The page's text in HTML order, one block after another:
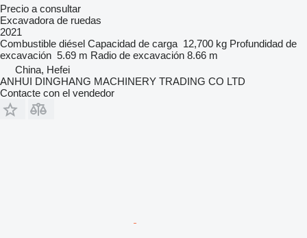
Precio a consultar
Excavadora de ruedas
2021
Combustible diésel Capacidad de carga 12,700 kg Profundidad de
excavación 5.69 m Radio de excavación 8.66 m
China, Hefei
ANHUI DINGHANG MACHINERY TRADING CO LTD
Contacte con el vendedor